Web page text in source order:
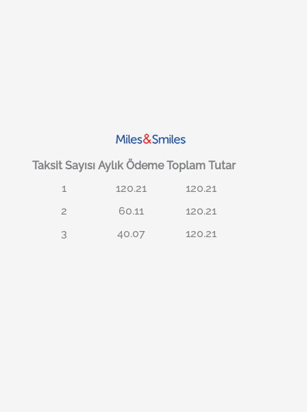
Taksit Sayısı Aylık Ödeme Toplam Tutar
1
120.21
120.21
2
60.11
120.21
3
40.07 120.21